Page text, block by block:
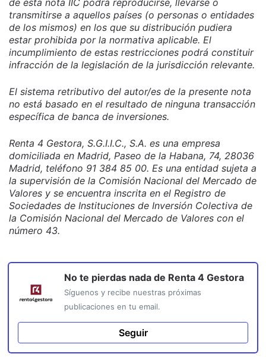
de esta nota IIC podrá reproducirse, llevarse o
transmitirse a aquellos países (o personas o entidades
de los mismos) en los que su distribución pudiera
estar prohibida por la normativa aplicable. El
incumplimiento de estas restricciones podrá constituir
infracción de la legislación de la jurisdicción relevante.
El sistema retributivo del autor/es de la presente nota
no está basado en el resultado de ninguna transacción
específica de banca de inversiones.
Renta 4 Gestora, S.G.I.I.C., S.A. es una empresa
domiciliada en Madrid, Paseo de la Habana, 74, 28036
Madrid, teléfono 91 384 85 00. Es una entidad sujeta a
la supervisión de la Comisión Nacional del Mercado de
Valores y se encuentra inscrita en el Registro de
Sociedades de Instituciones de Inversión Colectiva de
la Comisión Nacional del Mercado de Valores con el
número 43.
No te pierdas nada de Renta 4 Gestora
Síguenos y recibe nuestras próximas
publicaciones en tu email.
Seguir